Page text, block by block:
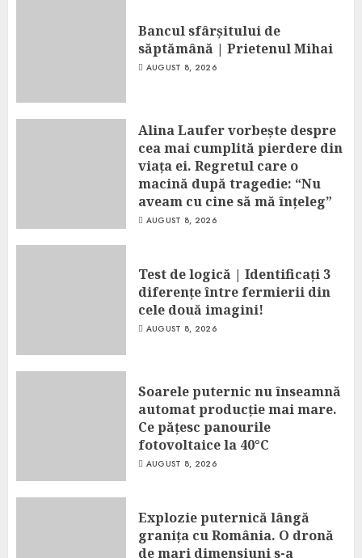
Bancul sfârșitului de
săptămână | Prietenul Mihai
AUGUST 8, 2026
Alina Laufer vorbește despre
cea mai cumplită pierdere din
viața ei. Regretul care o
macină după tragedie: “Nu
aveam cu cine să mă înțeleg”
AUGUST 8, 2026
Test de logică | Identificați 3
diferențe între fermierii din
cele două imagini!
AUGUST 8, 2026
Soarele puternic nu înseamnă
automat producție mai mare.
Ce pățesc panourile
fotovoltaice la 40°C
AUGUST 8, 2026
Explozie puternică lângă
granița cu România. O dronă
de mari dimensiuni s-a